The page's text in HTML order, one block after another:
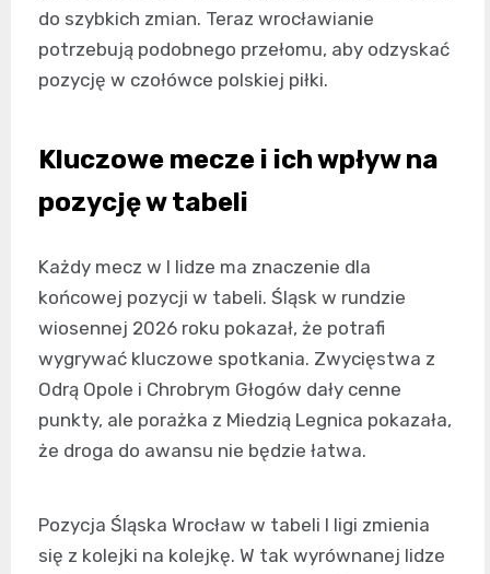
do szybkich zmian. Teraz wrocławianie
potrzebują podobnego przełomu, aby odzyskać
pozycję w czołówce polskiej piłki.
Kluczowe mecze i ich wpływ na
pozycję w tabeli
Każdy mecz w I lidze ma znaczenie dla
końcowej pozycji w tabeli. Śląsk w rundzie
wiosennej 2026 roku pokazał, że potrafi
wygrywać kluczowe spotkania. Zwycięstwa z
Odrą Opole i Chrobrym Głogów dały cenne
punkty, ale porażka z Miedzią Legnica pokazała,
że droga do awansu nie będzie łatwa.
Pozycja Śląska Wrocław w tabeli I ligi zmienia
się z kolejki na kolejkę. W tak wyrównanej lidze